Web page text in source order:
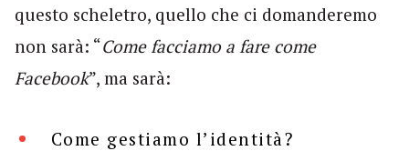
questo scheletro, quello che ci domanderemo
non sarà: “Come facciamo a fare come
Facebook”, ma sarà:
Come gestiamo l’identità?